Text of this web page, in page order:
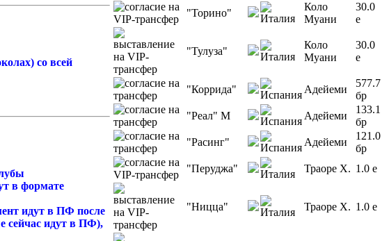
со всей
в формате
идут в ПФ после
сейчас идут в ПФ),
"Торино"
Коло
Муани
30.0
e
"Тулуза"
Коло
Муани
30.0
e
"Коррида" Адейеми
577.7
бр
"Реал" М
Адейеми
133.1
бр
"Расинг"
Адейеми
121.0
бр
"Перуджа"
Траоре Х. 1.0 e
"Ницца" Траоре Х. 1.0 e